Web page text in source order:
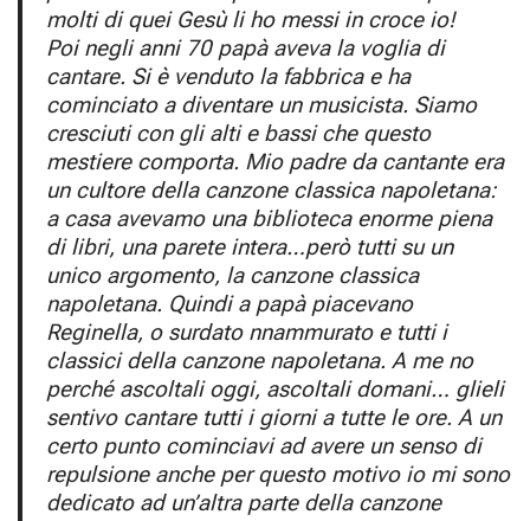
molti di quei Gesù li ho messi in croce io!
Poi negli anni 70 papà aveva la voglia di
cantare. Si è venduto la fabbrica e ha
cominciato a diventare un musicista. Siamo
cresciuti con gli alti e bassi che questo
mestiere comporta. Mio padre da cantante era
un cultore della canzone classica napoletana:
a casa avevamo una biblioteca enorme piena
di libri, una parete intera…però tutti su un
unico argomento, la canzone classica
napoletana. Quindi a papà piacevano
Reginella, o surdato nnammurato e tutti i
classici della canzone napoletana. A me no
perché ascoltali oggi, ascoltali domani… glieli
sentivo cantare tutti i giorni a tutte le ore. A un
certo punto cominciavi ad avere un senso di
repulsione anche per questo motivo io mi sono
dedicato ad un’altra parte della canzone